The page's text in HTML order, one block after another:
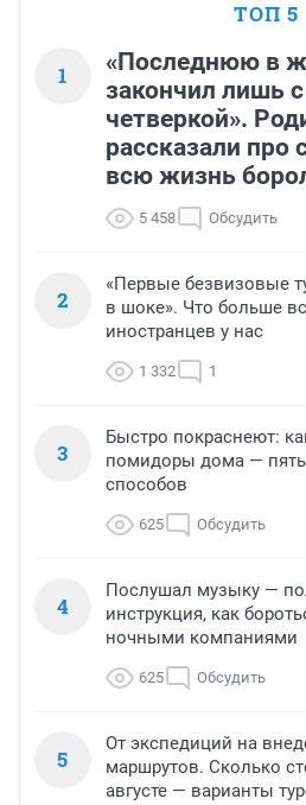
ТОП 5
1
«Последнюю в
закончил лишь
четверкой».
рассказали про
всю жизнь
5 458 Обсудить
2
«Первые безвизовые
в шоке». Что больше
иностранцев у нас
1 332 1
3
Быстро покраснеют:
помидоры дома —
способов
625 Обсудить
4
Послушал музыку —
инструкция, как
ночными компаниями
625 Обсудить
5
От экспедиций на
маршрутов. Сколько
августе — варианты